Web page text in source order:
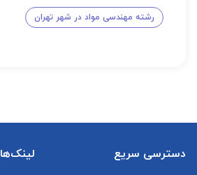
رشته مهندسی مواد در شهر تهران
دسترسی سریع لینک‌ها